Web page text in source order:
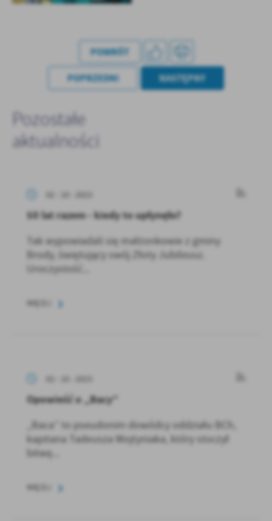
POWRÓT
POPRZEDNI NASTĘPNY
Pozostałe
aktualności
50 lat razem - kiedy to upłynęło?
Tak wypowiadali się małżonkowie z gminy
Brody, świętujący swój Złoty Jubileusz.
Uroczystość...
Opowieść o „Bacy”
„Baca” to pseudonim dowódcy oddziału BCh,
kapitana Tadeusza Wojtyniaka, który stoczył
bitwę...